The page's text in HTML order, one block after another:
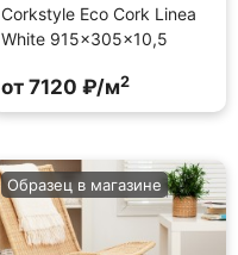
Corkstyle Eco Cork Linea
White 915×305×10,5
от 7120 ₽/м2
Образец в магазине